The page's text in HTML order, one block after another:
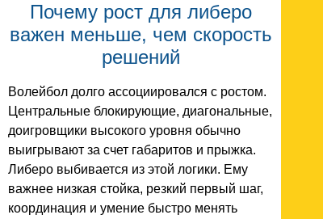
Почему рост для либеро
важен меньше, чем скорость
решений
Волейбол долго ассоциировался с ростом.
Центральные блокирующие, диагональные,
доигровщики высокого уровня обычно
выигрывают за счет габаритов и прыжка.
Либеро выбивается из этой логики. Ему
важнее низкая стойка, резкий первый шаг,
координация и умение быстро менять